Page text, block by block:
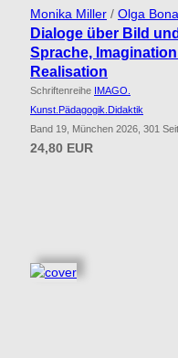
Monika Miller / Olga
Dialoge über Bild
Sprache,
Realisation
Schriftenreihe IMAGO.
Kunst.Pädagogik.Didaktik
Band 19, München 2026, 301
24,80 EUR